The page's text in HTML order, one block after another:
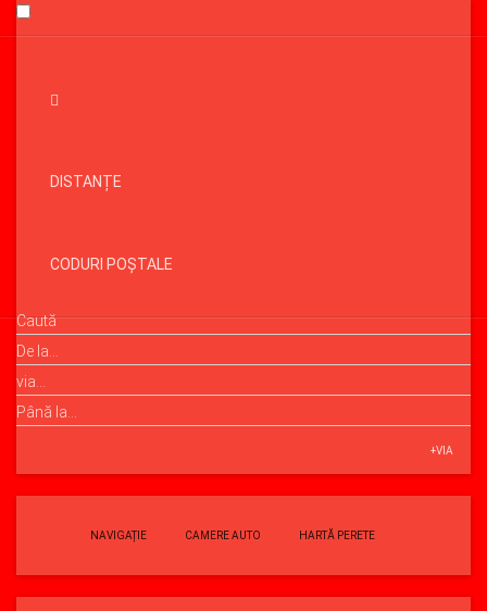
DISTANȚE
CODURI POȘTALE
+VIA
NAVIGAȚIE CAMERE AUTO HARTĂ PERETE